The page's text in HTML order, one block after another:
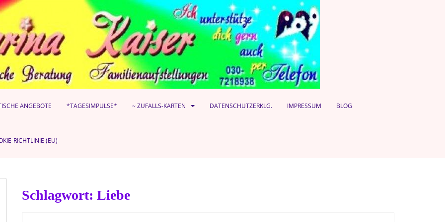
ANGEBOTE *TAGESIMPULSE* ~ ZUFALLS-KARTEN DATENSCHUTZERKLG. IMPRESSUM BLOG
RICHTLINIE (EU)
Schlagwort: Liebe